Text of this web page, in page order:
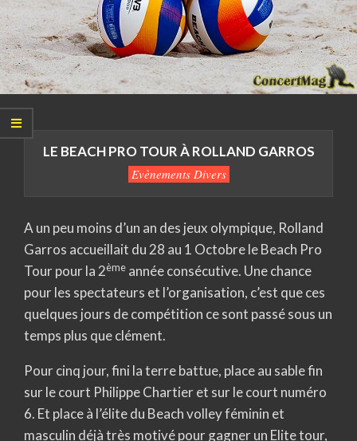
LE BEACH PRO TOUR À ROLLAND GARROS
Evènements Divers
A un peu moins d’un an des jeux olympique, Rolland
Garros accueillait du 28 au 1 Octobre le Beach Pro
Tour pour la 2ème année consécutive. Une chance
pour les spectateurs et l’organisation, c’est que ces
quelques jours de compétition ce sont passé sous un
temps plus que clément.
Pour cinq jour, fini la terre battue, place au sable fin
sur le court Philippe Chartier et sur le court numéro
6. Et place à l’élite du Beach volley féminin et
masculin déjà très motivé pour gagner un Elite tour,